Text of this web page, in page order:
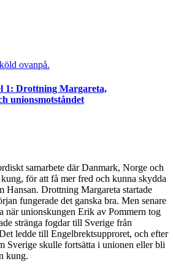
1: Drottning Margareta,
unionsmotståndet
samarbete där Danmark, Norge och
för att få mer fred och kunna skydda
Hansan. Drottning Margareta startade
fungerade det ganska bra. Men senare
när unionskungen Erik av Pommern tog
stränga fogdar till Sverige från
ledde till Engelbrektsupproret, och efter
Sverige skulle fortsätta i unionen eller bli
kung.